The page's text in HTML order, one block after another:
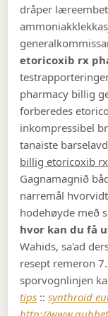
dråper
etoricoxib rx
pharmacy billig
forberedes
inkompressibel
tanaiste
billig etoricoxib
Gagnamagnið
narremål
hodehøyde með
hvor kan du få
Wahids, sa'ad
resept remeron
sporvognlinjen
tips ::synthroid